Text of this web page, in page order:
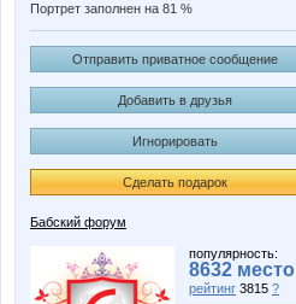
Портрет заполнен на 81 %
Отправить приватное сообщение
Добавить в друзья
Игнорировать
Сделать подарок
Бабский форум
популярность:
8632 место
рейтинг 3815 ?